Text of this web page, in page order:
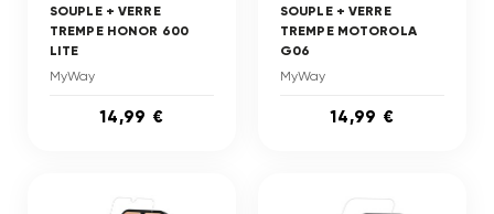
SOUPLE + VERRE
TREMPE HONOR 600
LITE
MyWay
14,99 €
SOUPLE + VERRE
TREMPE MOTOROLA
G06
MyWay
14,99 €